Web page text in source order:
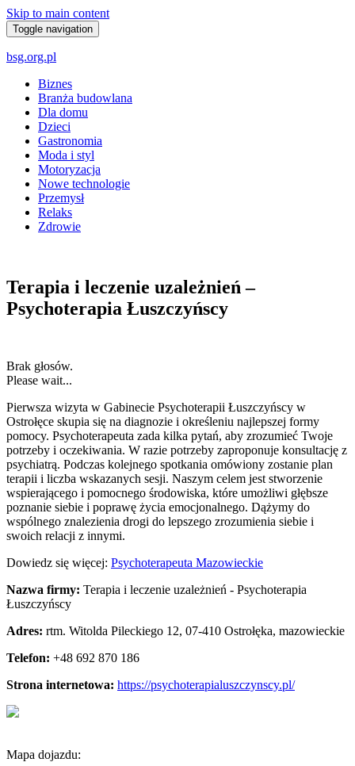
Skip to main content
Toggle navigation
bsg.org.pl
Biznes
Branża budowlana
Dla domu
Dzieci
Gastronomia
Moda i styl
Motoryzacja
Nowe technologie
Przemysł
Relaks
Zdrowie
Terapia i leczenie uzależnień –
Psychoterapia Łuszczyńscy
Brak głosów.
Please wait...
Pierwsza wizyta w Gabinecie Psychoterapii Łuszczyńscy w
Ostrołęce skupia się na diagnozie i określeniu najlepszej formy
pomocy. Psychoterapeuta zada kilka pytań, aby zrozumieć Twoje
potrzeby i oczekiwania. W razie potrzeby zaproponuje konsultację z
psychiatrą. Podczas kolejnego spotkania omówiony zostanie plan
terapii i liczba wskazanych sesji. Naszym celem jest stworzenie
wspierającego i pomocnego środowiska, które umożliwi głębsze
poznanie siebie i poprawę życia emocjonalnego. Dążymy do
wspólnego znalezienia drogi do lepszego zrozumienia siebie i
swoich relacji z innymi.
Dowiedz się więcej: Psychoterapeuta Mazowieckie
Nazwa firmy: Terapia i leczenie uzależnień - Psychoterapia
Łuszczyńscy
Adres: rtm. Witolda Pileckiego 12, 07-410 Ostrołęka, mazowieckie
Telefon: +48 692 870 186
Strona internetowa: https://psychoterapialuszczynscy.pl/
Mapa dojazdu: